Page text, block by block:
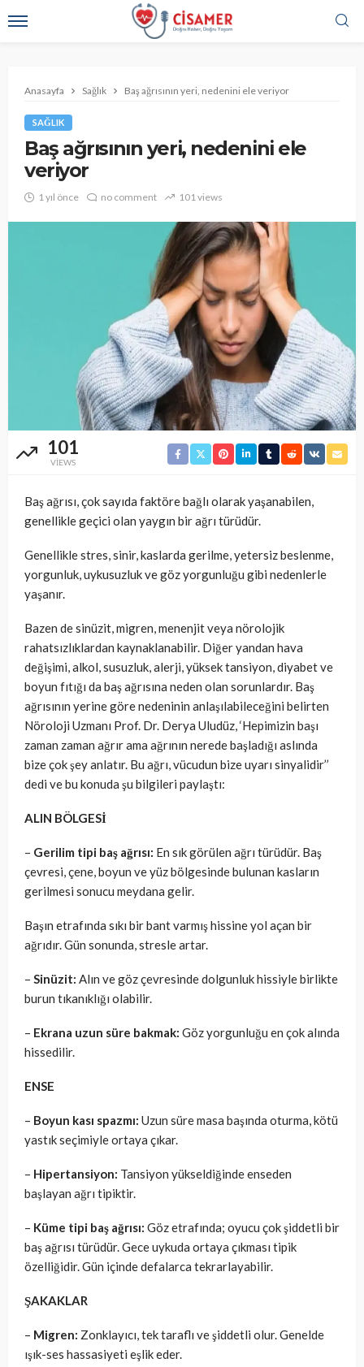
Anasayfa Sağlık Baş ağrısının yeri, nedenini ele veriyor
SAĞLIK
Baş ağrısının yeri, nedenini ele
veriyor
1 yıl önce no comment 101 views
101
VIEWS
Baş ağrısı, çok sayıda faktöre bağlı olarak yaşanabilen,
genellikle geçici olan yaygın bir ağrı türüdür.
Genellikle stres, sinir, kaslarda gerilme, yetersiz beslenme,
yorgunluk, uykusuzluk ve göz yorgunluğu gibi nedenlerle
yaşanır.
Bazen de sinüzit, migren, menenjit veya nörolojik
rahatsızlıklardan kaynaklanabilir. Diğer yandan hava
değişimi, alkol, susuzluk, alerji, yüksek tansiyon, diyabet ve
boyun fıtığı da baş ağrısına neden olan sorunlardır. Baş
ağrısının yerine göre nedeninin anlaşılabileceğini belirten
Nöroloji Uzmanı Prof. Dr. Derya Uludüz, ‘Hepimizin başı
zaman zaman ağrır ama ağrının nerede başladığı aslında
bize çok şey anlatır. Bu ağrı, vücudun bize uyarı sinyalidir’’
dedi ve bu konuda şu bilgileri paylaştı:
ALIN BÖLGESİ
– Gerilim tipi baş ağrısı: En sık görülen ağrı türüdür. Baş
çevresi, çene, boyun ve yüz bölgesinde bulunan kasların
gerilmesi sonucu meydana gelir.
Başın etrafında sıkı bir bant varmış hissine yol açan bir
ağrıdır. Gün sonunda, stresle artar.
– Sinüzit: Alın ve göz çevresinde dolgunluk hissiyle birlikte
burun tıkanıklığı olabilir.
– Ekrana uzun süre bakmak: Göz yorgunluğu en çok alında
hissedilir.
ENSE
– Boyun kası spazmı: Uzun süre masa başında oturma, kötü
yastık seçimiyle ortaya çıkar.
– Hipertansiyon: Tansiyon yükseldiğinde enseden
başlayan ağrı tipiktir.
– Küme tipi baş ağrısı: Göz etrafında; oyucu çok şiddetli bir
baş ağrısı türüdür. Gece uykuda ortaya çıkması tipik
özelliğidir. Gün içinde defalarca tekrarlayabilir.
ŞAKAKLAR
– Migren: Zonklayıcı, tek taraflı ve şiddetli olur. Genelde
ışık-ses hassasiyeti eşlik eder.